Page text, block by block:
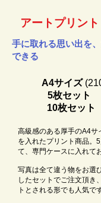
アートプリン
手に取れる思い出を
できる
A4サイズ
5枚セット
10枚セッ
高級感のある厚手のA4サ
を入れたプリント商品。5
て、専門ケースに入れて
写真は全て違う物をお選
したセットでご注文頂き
トとされる形でも人気です